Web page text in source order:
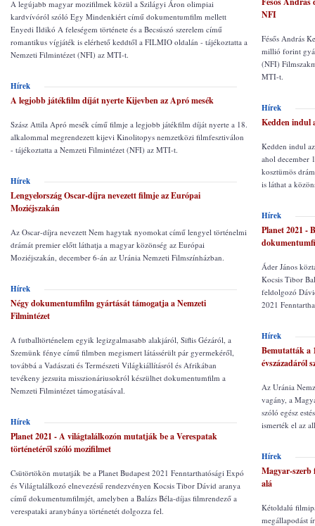
A legújabb magyar mozifilmek közül a Szilágyi Áron olimpiai
kardvívóról szóló Egy Mindenkiért című dokumentumfilm mellett
Enyedi Ildikó A feleségem története és a Becsúszó szerelem című
romantikus vígjáték is elérhető keddtől a FILMIO oldalán - tájékoztatta a
Nemzeti Filmintézet (NFI) az MTI-t.
Hírek
A legjobb játékfilm díját nyerte Kijevben az Apró mesék
Szász Attila Apró mesék című filmje a legjobb játékfilm díját nyerte a 18.
alkalommal megrendezett kijevi Kinolitopys nemzetközi filmfesztiválon
- tájékoztatta a Nemzeti Filmintézet (NFI) az MTI-t.
Hírek
Lengyelország Oscar-díjra nevezett filmje az Európai
Moziéjszakán
Az Oscar-díjra nevezett Nem hagytak nyomokat című lengyel történelmi
drámát premier előtt láthatja a magyar közönség az Európai
Moziéjszakán, december 6-án az Uránia Nemzeti Filmszínházban.
Hírek
Négy dokumentumfilm gyártását támogatja a Nemzeti
Filmintézet
A futballtörténelem egyik legizgalmasabb alakjáról, Siflis Gézáról, a
Szemünk fénye című filmben megismert látássérült pár gyermekéről,
továbbá a Vadászati és Természeti Világkiállításról és Afrikában
tevékeny jezsuita misszionáriusokról készülhet dokumentumfilm a
Nemzeti Filmintézet támogatásával.
Hírek
Planet 2021 - A világtalálkozón mutatják be a Verespatak
történetéről szóló mozifilmet
Csütörtökön mutatják be a Planet Budapest 2021 Fenntarthatósági Expó
és Világtalálkozó elnevezésű rendezvényen Kocsis Tibor Dávid aranya
című dokumentumfilmjét, amelyben a Balázs Béla-díjas filmrendező a
verespataki aranybánya történetét dolgozza fel.
NFI
Fésős András
millió forint
(NFI)
MTI-t.
Hírek
Kedden indul
Kedden indul
ahol december
kosztümös
is láthat a
Hírek
Planet 2021 -
Áder János
Kocsis Tibor
feldolgozó
2021
Hírek
Bemutatták a
évszázadáról
Az Uránia
vagány, a
szóló egész
ismerték el az
Hírek
Magyar-
alá
Kétoldalú
megállapodást